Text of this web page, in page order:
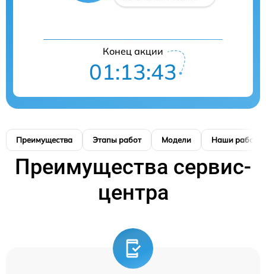
Конец акции
01:13:41
Преимущества Этапы работ Модели Наши работы
Преимущества сервис-
центра